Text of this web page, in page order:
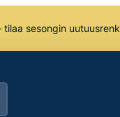
sesongin